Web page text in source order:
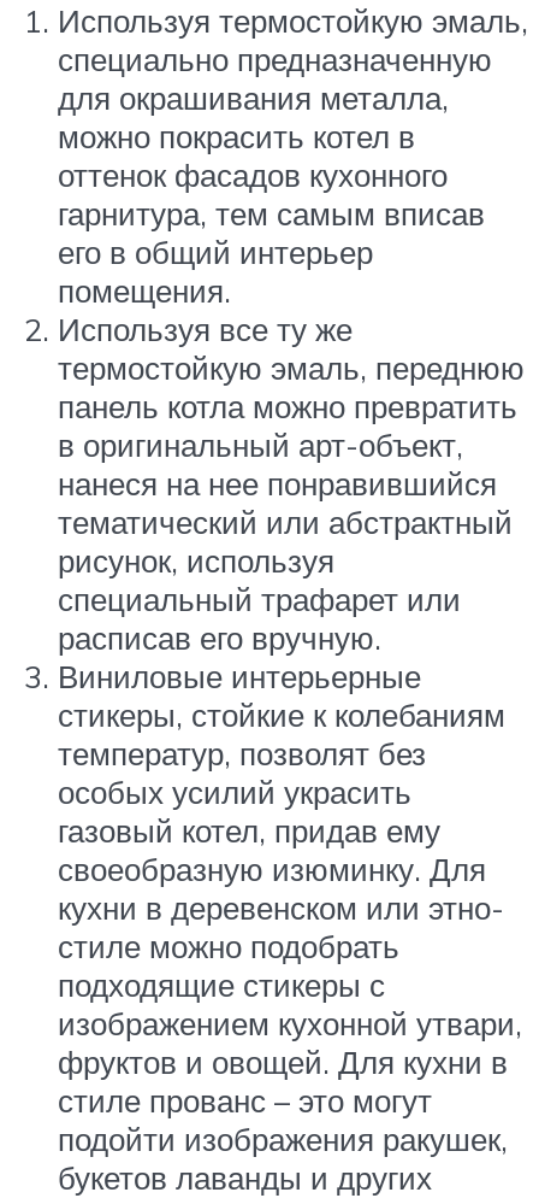
Используя термостойкую эмаль,
специально предназначенную
для окрашивания металла,
можно покрасить котел в
оттенок фасадов кухонного
гарнитура, тем самым вписав
его в общий интерьер
помещения.
Используя все ту же
термостойкую эмаль, переднюю
панель котла можно превратить
в оригинальный арт-объект,
нанеся на нее понравившийся
тематический или абстрактный
рисунок, используя
специальный трафарет или
расписав его вручную.
Виниловые интерьерные
стикеры, стойкие к колебаниям
температур, позволят без
особых усилий украсить
газовый котел, придав ему
своеобразную изюминку. Для
кухни в деревенском или этно-
стиле можно подобрать
подходящие стикеры с
изображением кухонной утвари,
фруктов и овощей. Для кухни в
стиле прованс – это могут
подойти изображения ракушек,
букетов лаванды и других